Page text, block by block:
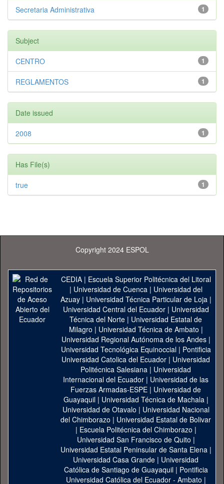
1
Secretaria Administrativa
Subject
1
CENTRO
1
REGLAMENTOS
Date issued
1
2008
Has File(s)
1
true
Copyright 2024 ESPOL
CEDIA| Escuela Superior Politécnica del Litoral
| Universidad de Cuenca| Universidad del
Azuay| Universidad Técnica Particular de Loja|
Universidad Central del Ecuador| Universidad
Técnica del Norte | Universidad Estatal de
Milagro | Universidad Técnica de Ambato |
Universidad Regional Autónoma de los Andes|
Universidad Tecnológica Equinoccial| Pontificia
Universidad Catolica del Ecuador | Universidad
Politécnica Salesiana | Universidad
Internacional del Ecuador | Universidad de las
Fuerzas Armadas-ESPE | Universidad de
Guayaquil| Universidad Técnica de Machala|
Universidad de Otavalo | Universidad Nacional
del Chimborazo | Universidad Estatal de Bolivar
| Escuela Politécnica del Chimborazo |
Universidad San Francisco de Quito |
Universidad Estatal Peninsular de Santa Elena|
Universidad Casa Grande | Universidad
Católica de Santiago de Guayaquil| Pontificia
Universidad Católica del Ecuador - Ambato |